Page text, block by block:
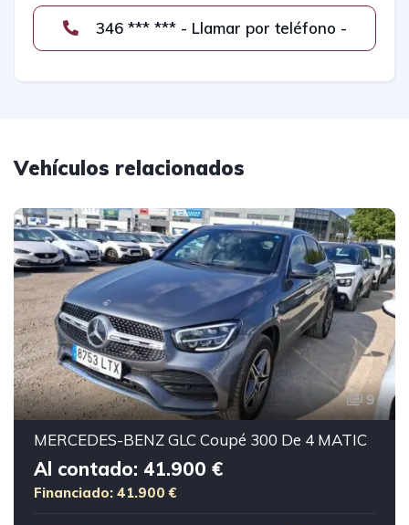
346 *** *** - Llamar por teléfono -
Vehículos relacionados
9
MERCEDES-BENZ GLC Coupé 300 De 4 MATIC
Al contado: 41.900 €
Financiado: 41.900 €